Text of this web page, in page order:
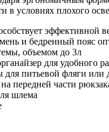
в условиях плохого
эффективной
и бедренный пояс
объемом до 3л
для удобного
питьевой фляги
передней части
шлема